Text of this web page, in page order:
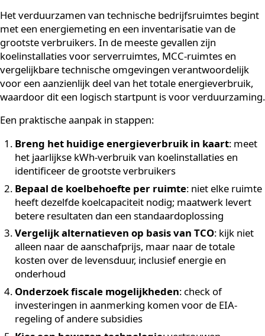
Sterkere positie bij aanbestedingen :
duurzaamheidsprestaties worden een
criterium
Aantrekkelijkere werkgever: talent kiest vaker
organisaties met een duidelijke
Milieucertificeringen: systemen die bijdragen
lagere CO2-uitstoot ondersteunen het behalen van
certificeringen zoals ISO 14001 of BREEAM
Maatschappelijk verantwoord ondernemen is
geen zachte waarde meer, maar een strategische
die direct van invloed is op de marktpositie en de
financiële prestaties van een organisatie.
Waar begin je met het
verduurzamen van
technische bedrijfsruimtes?
Het verduurzamen van technische bedrijfsruimtes
met een energiemeting en een inventarisatie van de
grootste verbruikers. In de meeste gevallen zijn